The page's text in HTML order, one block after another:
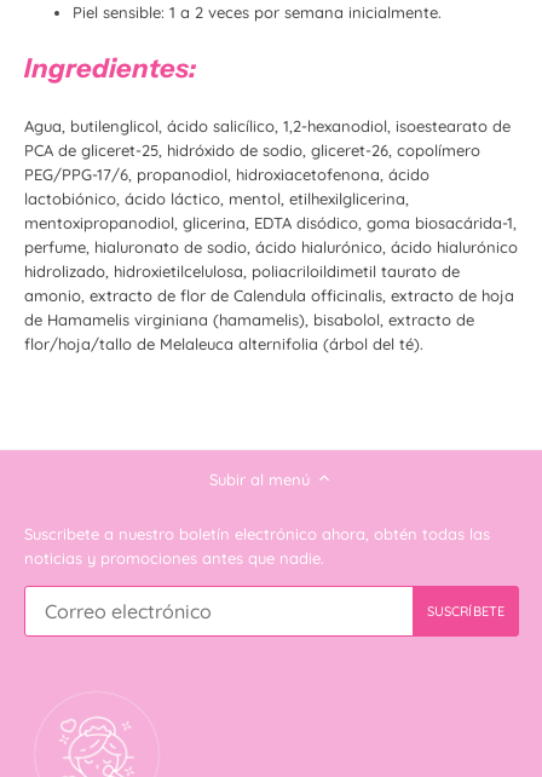
Piel sensible: 1 a 2 veces por semana inicialmente.
Ingredientes:
Agua, butilenglicol, ácido salicílico, 1,2-hexanodiol, isoestearato de
PCA de gliceret-25, hidróxido de sodio, gliceret-26, copolímero
PEG/PPG-17/6, propanodiol, hidroxiacetofenona, ácido
lactobiónico, ácido láctico, mentol, etilhexilglicerina,
mentoxipropanodiol, glicerina, EDTA disódico, goma biosacárida-1,
perfume, hialuronato de sodio, ácido hialurónico, ácido hialurónico
hidrolizado, hidroxietilcelulosa, poliacriloildimetil taurato de
amonio, extracto de flor de Calendula officinalis, extracto de hoja
de Hamamelis virginiana (hamamelis), bisabolol, extracto de
flor/hoja/tallo de Melaleuca alternifolia (árbol del té).
Subir al menú
Suscribete a nuestro boletín electrónico ahora, obtén todas las
noticias y promociones antes que nadie.